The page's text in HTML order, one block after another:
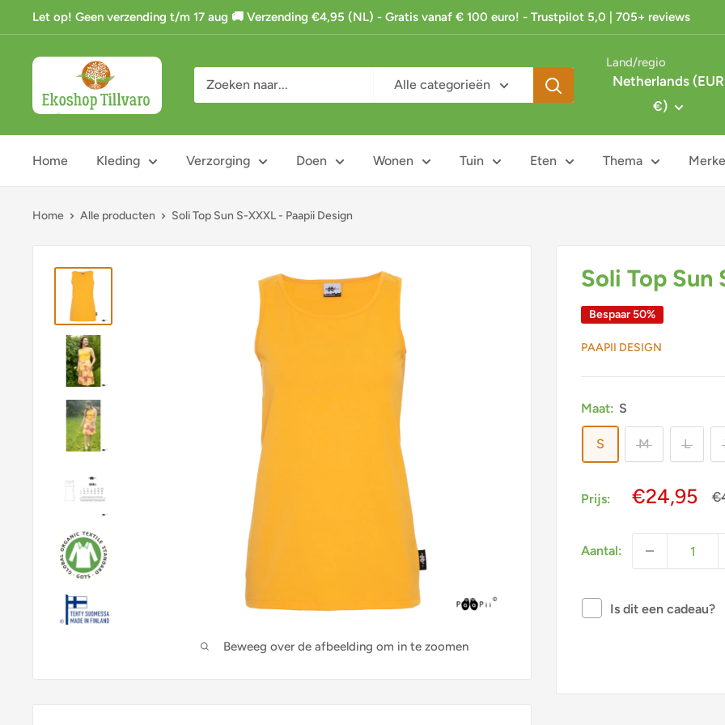
naar
Let op! Geen verzending t/m 17 aug 🚚 Verzending €4,95 (NL) - Gratis vanaf € 100 euro! - Trustpilot 5,0 | 705+ reviews
Ekoshop
Tillvaro
Alle categorieën
Land/regio
Netherlands (EUR
€)
Home Kleding Verzorging Doen Wonen Tuin Eten Thema
Home Alle producten Soli Top Sun S-XXXL - Paapii Design
Beweeg over de afbeelding om in te zoomen
Soli Top Sun
Bespaar 50%
PAAPII DESIGN
Maat: S
S M L
Prijs: Actieprijs
€24,95
Aantal:
Is dit een cadeau?